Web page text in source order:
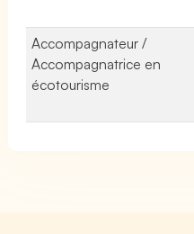
Accompagnateur /
Accompagnatrice en
écotourisme